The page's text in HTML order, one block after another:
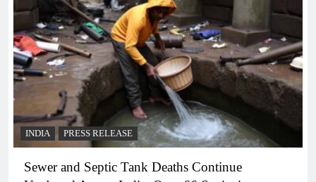
INDIA PRESS RELEASE
Sewer and Septic Tank Deaths Continue